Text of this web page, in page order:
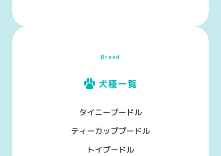
Breed
犬種一覧
タイニープードル
ティーカッププードル
トイプードル